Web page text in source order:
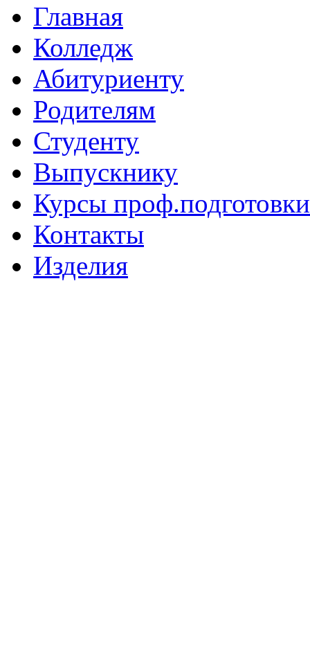
Главная
Колледж
Абитуриенту
Родителям
Студенту
Выпускнику
Курсы проф.подготовки
Контакты
Изделия